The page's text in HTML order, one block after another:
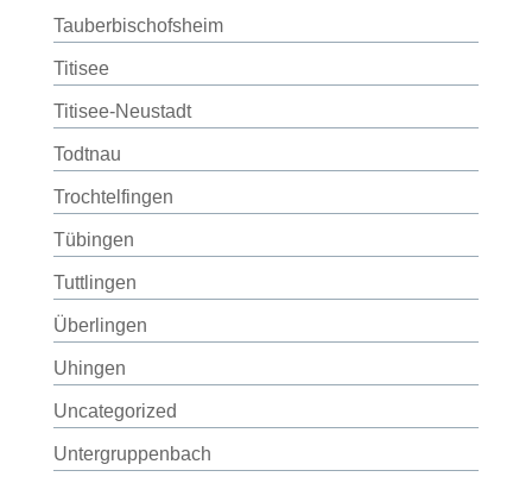
Tauberbischofsheim
Titisee
Titisee-Neustadt
Todtnau
Trochtelfingen
Tübingen
Tuttlingen
Überlingen
Uhingen
Uncategorized
Untergruppenbach